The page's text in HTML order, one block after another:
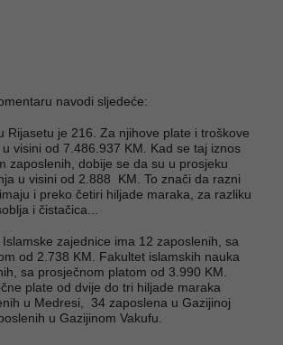
navodi sljedeće:
Rijasetu je 216. Za njihove plate i troškove
visini od 7.486.937 KM. Kad se taj iznos
zaposlenih, dobije se da su u prosjeku
u visini od 2.888 KM. To znači da razni
i preko četiri hiljade maraka, za razliku
i čistačica...
zajednice ima 12 zaposlenih, sa
od 2.738 KM. Fakultet islamskih nauka
sa prosječnom platom od 3.990 KM.
plate od dvije do tri hiljade maraka
u Medresi, 34 zaposlena u Gazijinoj
u Gazijinom Vakufu.